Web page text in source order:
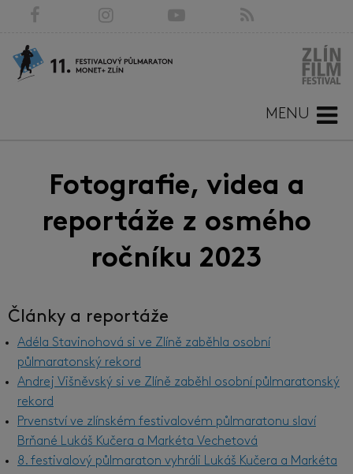
MENU
Fotografie, videa a
reportáže z osmého
ročníku 2023
Články a reportáže
Adéla Stavinohová si ve Zlíně zaběhla osobní
půlmaratonský rekord
Andrej Višněvský si ve Zlíně zaběhl osobní půlmaratonský
rekord
Prvenství ve zlínském festivalovém půlmaratonu slaví
Brňané Lukáš Kučera a Markéta Vechetová
8. festivalový půlmaraton vyhráli Lukáš Kučera a Markéta